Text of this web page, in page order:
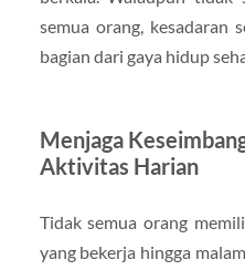
semua orang, kesadaran
bagian dari gaya hidup
Menjaga
Aktivitas Harian
Tidak semua orang
yang bekerja hingga